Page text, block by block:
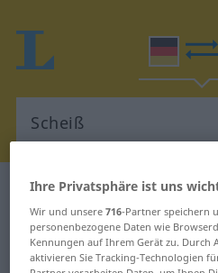
Deutsch-Französisch
Deutsch-
für "Scheiß"
Ihre Privatsphäre ist uns
Wir und unsere716-Partner speichern
personenbezogene Daten wie
Kennungen auf Ihrem Gerät zu. Durch
aktivieren Sie Tracking-Technologien